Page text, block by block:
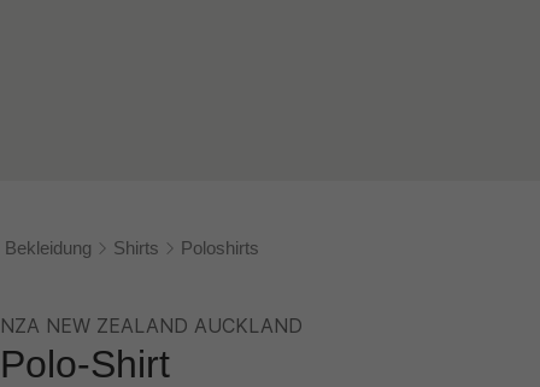
Bekleidung Shirts Poloshirts
NZA NEW ZEALAND AUCKLAND
Polo-Shirt